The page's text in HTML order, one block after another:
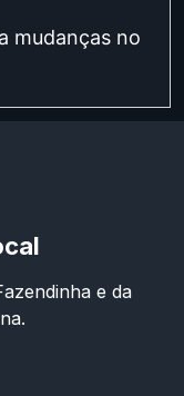
mudanças no
e da